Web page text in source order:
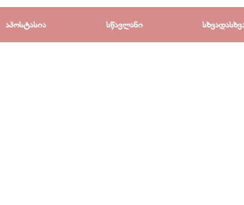
▼
აპოსტასია ▼
სწავლანი ▼